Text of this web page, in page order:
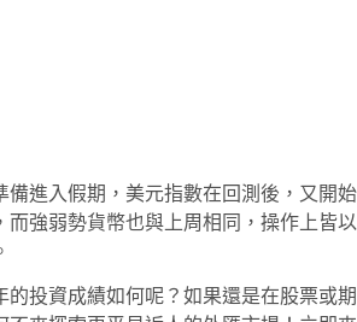
備進入假期，美元指數在回測後，又開始
而強弱勢貨幣也與上周相同，操作上皆以
的投資成績如何呢？如果還是在股票或期